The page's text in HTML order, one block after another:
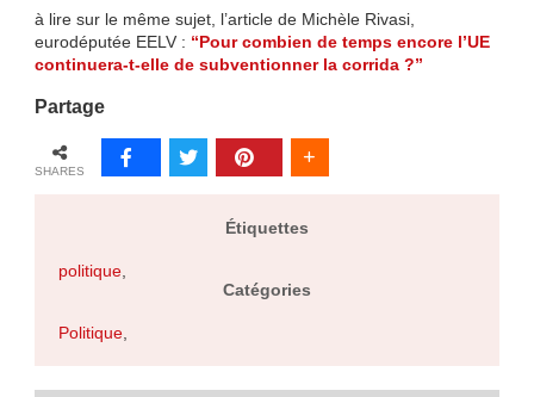
à lire sur le même sujet, l’article de Michèle Rivasi,
eurodéputée EELV : “Pour combien de temps encore l’UE
continuera-t-elle de subventionner la corrida ?”
Partage
SHARES
Étiquettes
politique,
Catégories
Politique,